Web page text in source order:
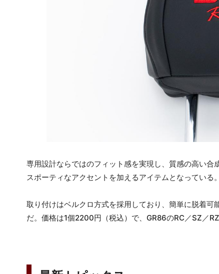
専用設計ならではのフィット感を実現し、質感の高い合
スポーティなアクセントを加えるアイテムとなっている。
取り付けはベルクロ方式を採用しており、簡単に脱着
だ。価格は1個2200円（税込）で、GR86のRC／SZ／